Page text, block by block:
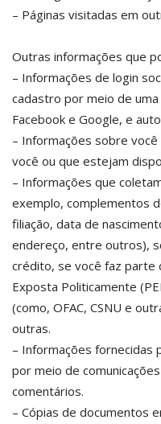
– Páginas visitadas em
Outras informações que
– Informações de login
cadastro por meio de
Facebook e Google, e
– Informações sobre
você ou que estejam
– Informações que
exemplo, complementos
filiação, data de
endereço, entre outros),
crédito, se você faz parte
Exposta Politicamente
(como, OFAC, CSNU e
outras.
– Informações fornecidas
por meio de
comentários.
– Cópias de documentos